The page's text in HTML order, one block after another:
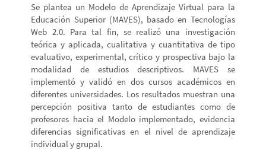
Se plantea un Modelo de Aprendizaje Virtual para la
Educación Superior (MAVES), basado en Tecnologías
Web 2.0. Para tal fin, se realizó una investigación
teórica y aplicada, cualitativa y cuantitativa de tipo
evaluativo, experimental, crítico y prospectiva bajo la
modalidad de estudios descriptivos. MAVES se
implementó y validó en dos cursos académicos en
diferentes universidades. Los resultados muestran una
percepción positiva tanto de estudiantes como de
profesores hacia el Modelo implementado, evidencia
diferencias significativas en el nivel de aprendizaje
individual y grupal.